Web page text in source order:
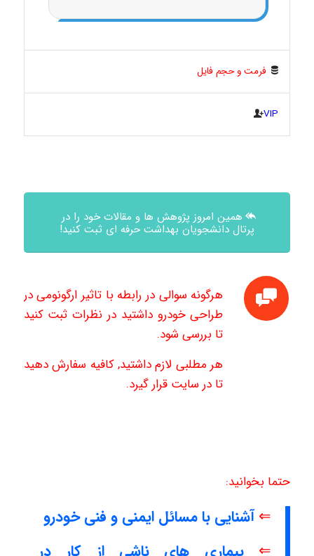
فرمت و حجم فایل
VIP
همین امروز پژوهش ها و مقالات خود را در
پرتال دانشجویان بهداشت حرفه ای ثبت کنید!
هرگونه سوالی در رابطه با تاثیر ارگونومی در
طراحی خودرو داشتید در نظرات ثبت کنید
تا بررسی شود.
هر مطلبی لازم داشتید, کافیه سفارش دهید
تا در سایت قرار گیرد.
حتما بخوانید:
⇐آشنایی با مسائل ایمنی و فنی خودرو
⇐بیماری های ناشی از کار در